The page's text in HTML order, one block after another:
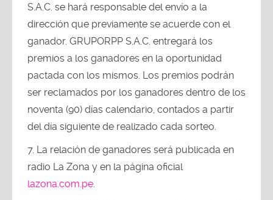
S.A.C. se hará responsable del envío a la
dirección que previamente se acuerde con el
ganador. GRUPORPP S.A.C. entregará los
premios a los ganadores en la oportunidad
pactada con los mismos. Los premios podrán
ser reclamados por los ganadores dentro de los
noventa (90) días calendario, contados a partir
del día siguiente de realizado cada sorteo.
La relación de ganadores será publicada en
radio La Zona y en la página oficial
lazona.com.pe